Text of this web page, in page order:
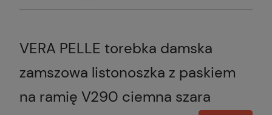
VERA PELLE torebka damska
zamszowa listonoszka z paskiem
na ramię V290 ciemna szara